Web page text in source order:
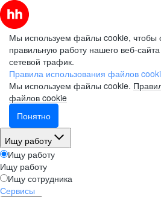
Мы используем файлы cookie, чтобы
правильную работу нашего веб-
сетевой трафик.
Правила использования файлов
Мы используем файлы cookie.
файлов cookie
Понятно
Ищу работу
Ищу работу
Ищу работу
Ищу сотрудника
Сервисы